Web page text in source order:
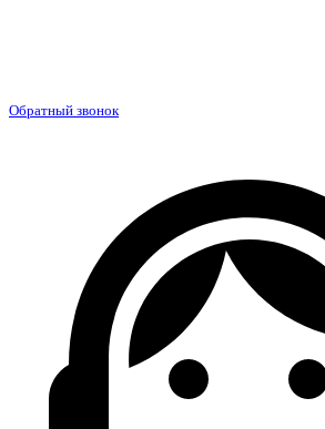
Обратный звонок